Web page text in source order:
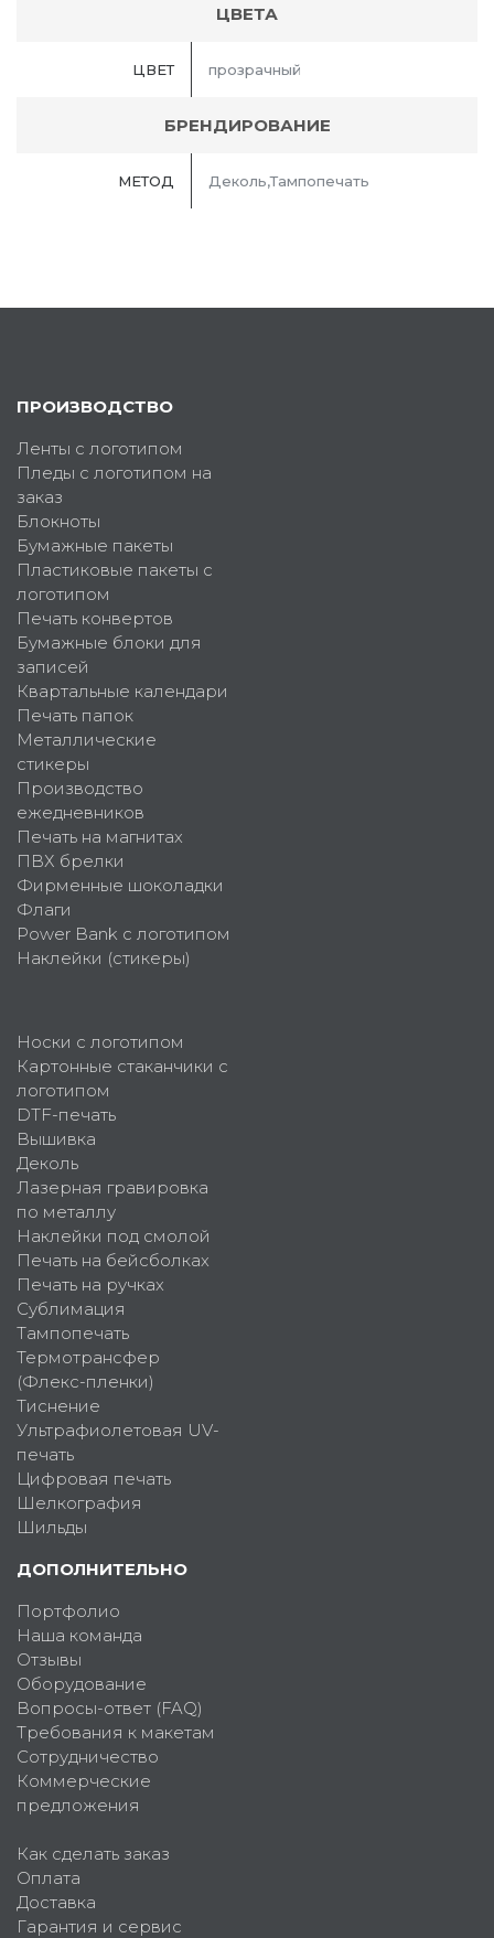
ЦВЕТА
ЦВЕТ прозрачный
БРЕНДИРОВАНИЕ
МЕТОД Деколь,Тампопечать
ПРОИЗВОДСТВО
Ленты с логотипом
Пледы с логотипом на
заказ
Блокноты
Бумажные пакеты
Пластиковые пакеты с
логотипом
Печать конвертов
Бумажные блоки для
записей
Квартальные календари
Печать папок
Металлические
стикеры
Производство
ежедневников
Печать на магнитах
ПВХ брелки
Фирменные шоколадки
Флаги
Power Bank с логотипом
Наклейки (стикеры)
Носки с логотипом
Картонные стаканчики с
логотипом
DTF-печать
Вышивка
Деколь
Лазерная гравировка
по металлу
Наклейки под смолой
Печать на бейсболках
Печать на ручках
Сублимация
Тампопечать
Термотрансфер
(Флекс-пленки)
Тиснение
Ультрафиолетовая UV-
печать
Цифровая печать
Шелкография
Шильды
ДОПОЛНИТЕЛЬНО
Портфолио
Наша команда
Отзывы
Оборудование
Вопросы-ответ (FAQ)
Требования к макетам
Сотрудничество
Коммерческие
предложения
Как сделать заказ
Оплата
Доставка
Гарантия и сервис